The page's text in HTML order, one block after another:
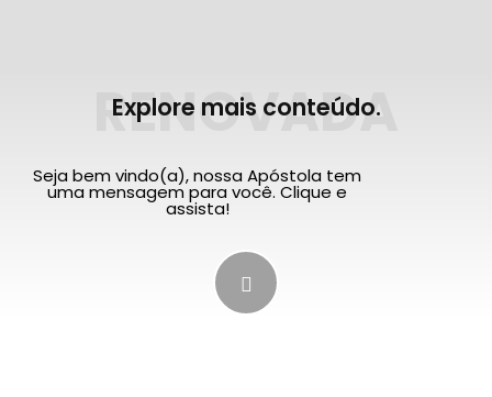
RENOVADA
Explore mais conteúdo.
Seja bem vindo(a), nossa Apóstola tem
uma mensagem para você. Clique e
assista!